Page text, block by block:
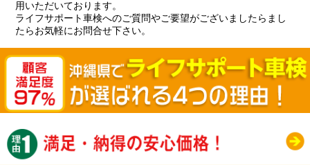
用いただいております。
ライフサポート車検へのご質問やご要望がございましたらまし
たらお気軽にお問合せ下さい。